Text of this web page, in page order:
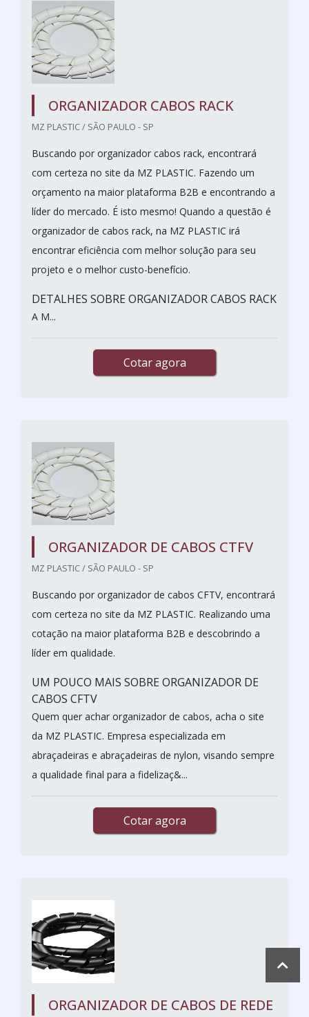
ORGANIZADOR CABOS RACK
MZ PLASTIC / SÃO PAULO - SP
Buscando por organizador cabos rack, encontrará
com certeza no site da MZ PLASTIC. Fazendo um
orçamento na maior plataforma B2B e encontrando a
líder do mercado. É isto mesmo! Quando a questão é
organizador de cabos rack, na MZ PLASTIC irá
encontrar eficiência com melhor solução para seu
projeto e o melhor custo-benefício.
DETALHES SOBRE ORGANIZADOR CABOS RACK
A M...
Cotar agora
ORGANIZADOR DE CABOS CTFV
MZ PLASTIC / SÃO PAULO - SP
Buscando por organizador de cabos CFTV, encontrará
com certeza no site da MZ PLASTIC. Realizando uma
cotação na maior plataforma B2B e descobrindo a
líder em qualidade.
UM POUCO MAIS SOBRE ORGANIZADOR DE
CABOS CFTV
Quem quer achar organizador de cabos, acha o site
da MZ PLASTIC. Empresa especializada em
abraçadeiras e abraçadeiras de nylon, visando sempre
a qualidade final para a fidelizaç&...
Cotar agora
ORGANIZADOR DE CABOS DE REDE